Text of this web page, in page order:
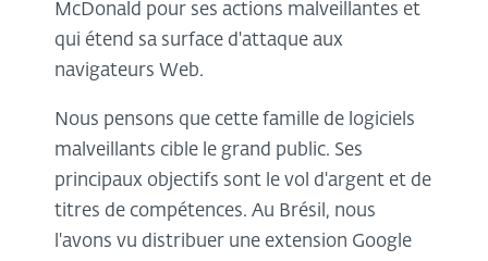
McDonald pour ses actions malveillantes et
qui étend sa surface d'attaque aux
navigateurs Web.
Nous pensons que cette famille de logiciels
malveillants cible le grand public. Ses
principaux objectifs sont le vol d'argent et de
titres de compétences. Au Brésil, nous
l'avons vu distribuer une extension Google